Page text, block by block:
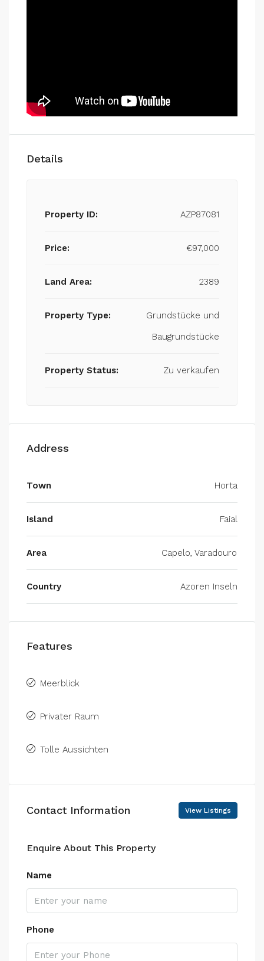
Details
Property ID: AZP87081
Price: €97,000
Land Area: 2389
Property Type:
Grundstücke und
Baugrundstücke
Property Status: Zu verkaufen
Address
Town Horta
Island Faial
Area Capelo, Varadouro
Country Azoren Inseln
Features
Meerblick
Privater Raum
Tolle Aussichten
Contact Information View Listings
Enquire About This Property
Name
Phone